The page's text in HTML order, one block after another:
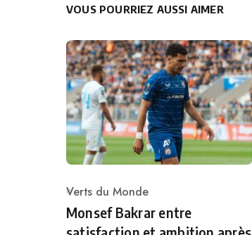
VOUS POURRIEZ AUSSI AIMER
Category
Verts du Monde
Monsef Bakrar entre